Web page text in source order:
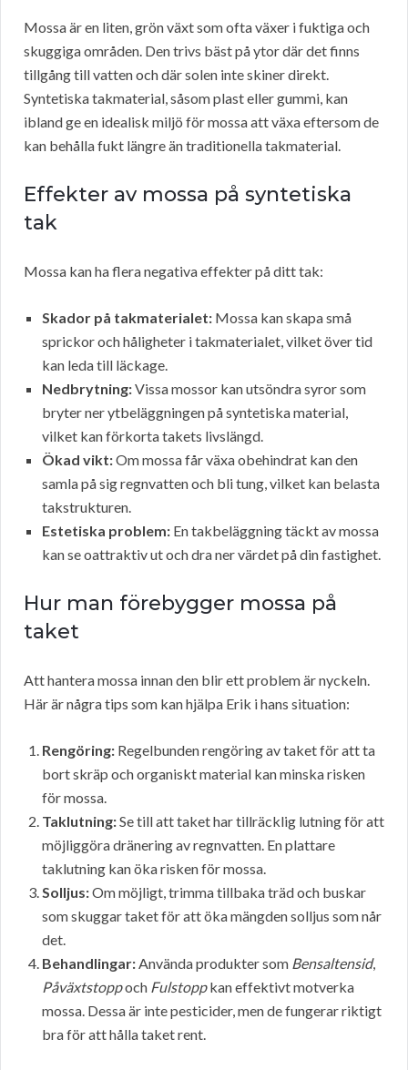
Mossa är en liten, grön växt som ofta växer i fuktiga och
skuggiga områden. Den trivs bäst på ytor där det finns
tillgång till vatten och där solen inte skiner direkt.
Syntetiska takmaterial, såsom plast eller gummi, kan
ibland ge en idealisk miljö för mossa att växa eftersom de
kan behålla fukt längre än traditionella takmaterial.
Effekter av mossa på syntetiska
tak
Mossa kan ha flera negativa effekter på ditt tak:
Skador på takmaterialet: Mossa kan skapa små
sprickor och håligheter i takmaterialet, vilket över tid
kan leda till läckage.
Nedbrytning:Vissa mossor kan utsöndra syror som
bryter ner ytbeläggningen på syntetiska material,
vilket kan förkorta takets livslängd.
Ökad vikt:Om mossa får växa obehindrat kan den
samla på sig regnvatten och bli tung, vilket kan belasta
takstrukturen.
Estetiska problem: En takbeläggning täckt av mossa
kan se oattraktiv ut och dra ner värdet på din fastighet.
Hur man förebygger mossa på
taket
Att hantera mossa innan den blir ett problem är nyckeln.
Här är några tips som kan hjälpa Erik i hans situation:
Rengöring: Regelbunden rengöring av taket för att ta
bort skräp och organiskt material kan minska risken
för mossa.
Taklutning:Se till att taket har tillräcklig lutning för att
möjliggöra dränering av regnvatten. En plattare
taklutning kan öka risken för mossa.
Solljus:Om möjligt, trimma tillbaka träd och buskar
som skuggar taket för att öka mängden solljus som når
det.
Behandlingar:Använda produkter som Bensaltensid,
Påväxtstoppoch Fulstoppkan effektivt motverka
mossa. Dessa är inte pesticider, men de fungerar riktigt
bra för att hålla taket rent.